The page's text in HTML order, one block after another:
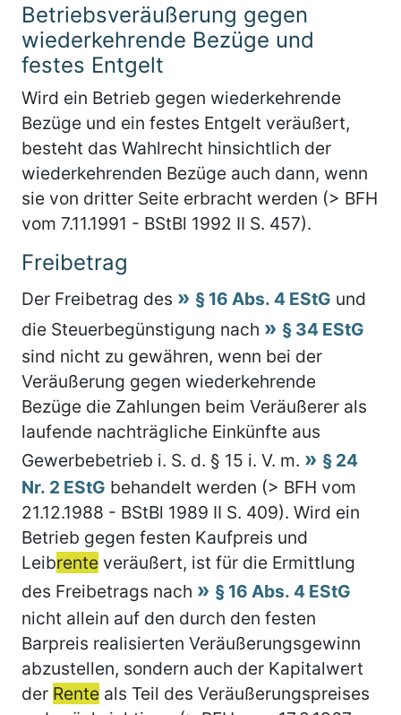
Betriebsveräußerung gegen
wiederkehrende Bezüge und
festes Entgelt
Wird ein Betrieb gegen wiederkehrende
Bezüge und ein festes Entgelt veräußert,
besteht das Wahlrecht hinsichtlich der
wiederkehrenden Bezüge auch dann, wenn
sie von dritter Seite erbracht werden (> BFH
vom 7.11.1991 - BStBl 1992 II S. 457).
Freibetrag
Der Freibetrag des § 16 Abs. 4 EStG und
die Steuerbegünstigung nach
§ 34 EStG
sind nicht zu gewähren, wenn bei der
Veräußerung gegen wiederkehrende
Bezüge die Zahlungen beim Veräußerer als
laufende nachträgliche Einkünfte aus
Gewerbebetrieb i. S. d. § 15 i. V. m.
§ 24
Nr. 2 EStG behandelt werden (> BFH vom
21.12.1988 - BStBl 1989 II S. 409). Wird ein
Betrieb gegen festen Kaufpreis und
Leibrente veräußert, ist für die Ermittlung
des Freibetrags nach
§ 16 Abs. 4 EStG
nicht allein auf den durch den festen
Barpreis realisierten Veräußerungsgewinn
abzustellen, sondern auch der Kapitalwert
der Rente als Teil des Veräußerungspreises